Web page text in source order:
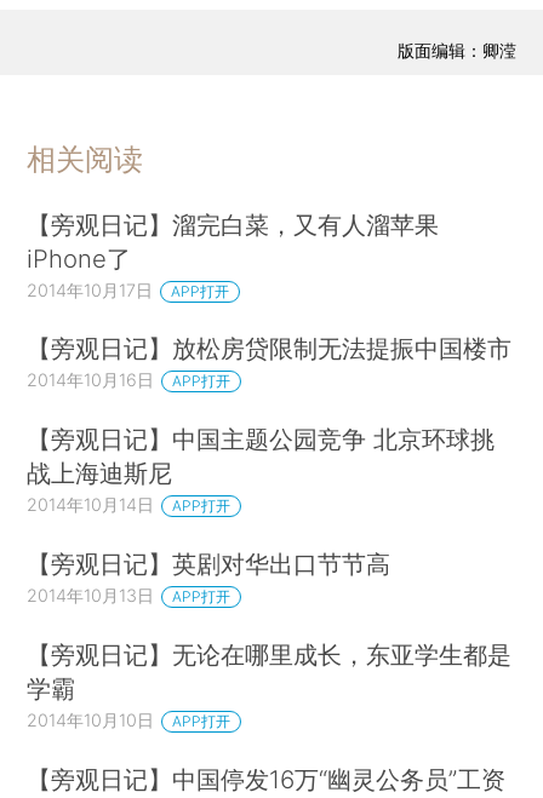
版面编辑：卿滢
相关阅读
【旁观日记】溜完白菜，又有人溜苹果
iPhone了
2014年10月17日 APP打开
【旁观日记】放松房贷限制无法提振中国楼市
2014年10月16日 APP打开
【旁观日记】中国主题公园竞争 北京环球挑
战上海迪斯尼
2014年10月14日 APP打开
【旁观日记】英剧对华出口节节高
2014年10月13日 APP打开
【旁观日记】无论在哪里成长，东亚学生都是
学霸
2014年10月10日 APP打开
【旁观日记】中国停发16万“幽灵公务员”工资